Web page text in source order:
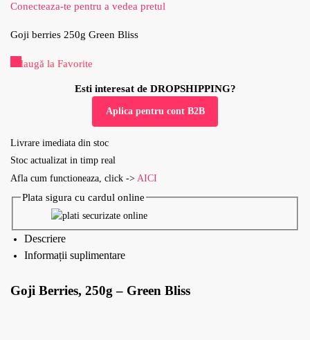
Conecteaza-te pentru a vedea pretul
Goji berries 250g Green Bliss
Adaugă la Favorite
Esti interesat de DROPSHIPPING?
Aplica pentru cont B2B
Livrare imediata din stoc
Stoc actualizat in timp real
Afla cum functioneaza, click -> AICI
Plata sigura cu cardul online
Descriere
Informații suplimentare
Goji Berries, 250g – Green Bliss